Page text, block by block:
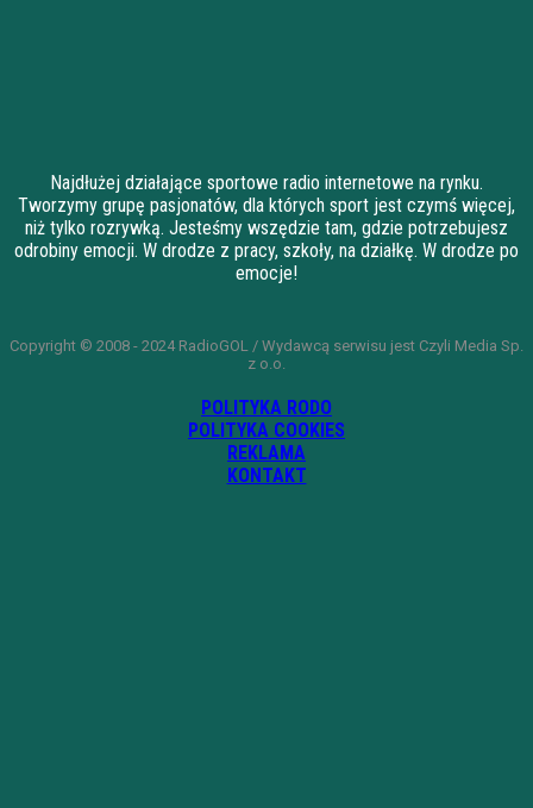
Najdłużej działające sportowe radio internetowe na rynku.
Tworzymy grupę pasjonatów, dla których sport jest czymś więcej,
niż tylko rozrywką. Jesteśmy wszędzie tam, gdzie potrzebujesz
odrobiny emocji. W drodze z pracy, szkoły, na działkę. W drodze po
emocje!
Copyright © 2008 - 2024 RadioGOL / Wydawcą serwisu jest Czyli Media Sp.
z o.o.
POLITYKA RODO
POLITYKA COOKIES
REKLAMA
KONTAKT